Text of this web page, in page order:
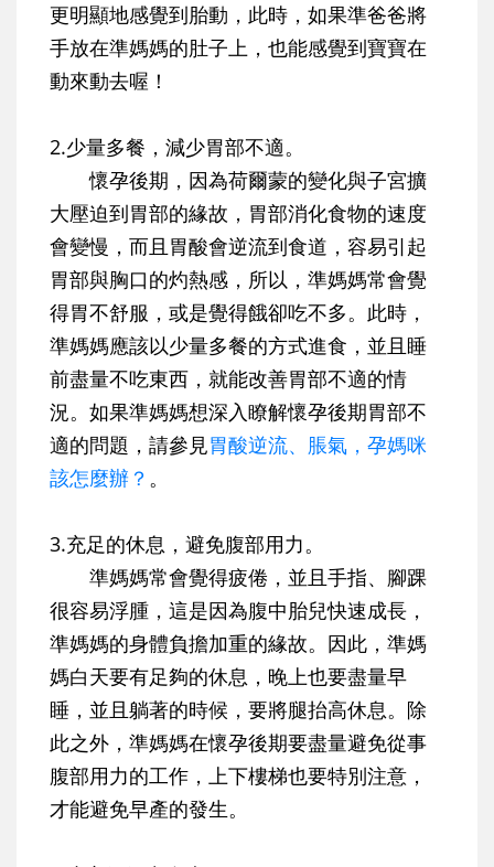
更明顯地感覺到胎動，此時，如果準爸爸將
手放在準媽媽的肚子上，也能感覺到寶寶在
動來動去喔！
2.少量多餐，減少胃部不適。
懷孕後期，因為荷爾蒙的變化與子宮擴
大壓迫到胃部的緣故，胃部消化食物的速度
會變慢，而且胃酸會逆流到食道，容易引起
胃部與胸口的灼熱感，所以，準媽媽常會覺
得胃不舒服，或是覺得餓卻吃不多。此時，
準媽媽應該以少量多餐的方式進食，並且睡
前盡量不吃東西，就能改善胃部不適的情
況。如果準媽媽想深入瞭解懷孕後期胃部不
適的問題，請參見胃酸逆流、脹氣，孕媽咪
該怎麼辦？ 。
3.充足的休息，避免腹部用力。
準媽媽常會覺得疲倦，並且手指、腳踝
很容易浮腫，這是因為腹中胎兒快速成長，
準媽媽的身體負擔加重的緣故。因此，準媽
媽白天要有足夠的休息，晚上也要盡量早
睡，並且躺著的時候，要將腿抬高休息。除
此之外，準媽媽在懷孕後期要盡量避免從事
腹部用力的工作，上下樓梯也要特別注意，
才能避免早產的發生。